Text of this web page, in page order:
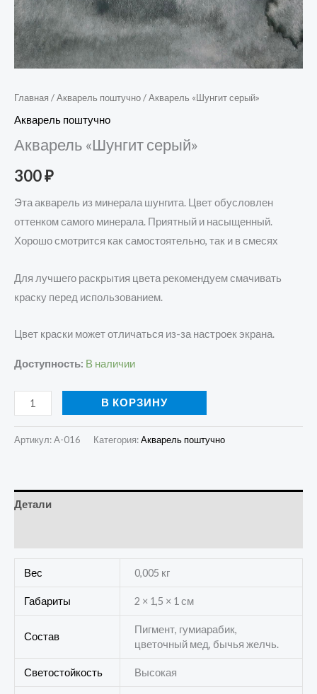
Главная /Акварель поштучно/ Акварель «Шунгит серый»
Акварель поштучно
Акварель «Шунгит серый»
300₽
Эта акварель из минерала шунгита. Цвет обусловлен
оттенком самого минерала. Приятный и насыщенный.
Хорошо смотрится как самостоятельно, так и в смесях
Для лучшего раскрытия цвета рекомендуем смачивать
краску перед использованием.
Цвет краски может отличаться из-за настроек экрана.
Доступность: В наличии
В КОРЗИНУ
Артикул:A-016 Категория:Акварель поштучно
Детали
Вес 0,005 кг
Габариты 2 × 1,5 × 1 см
Состав
Пигмент, гумиарабик,
цветочный мед, бычья желчь.
Светостойкость Высокая